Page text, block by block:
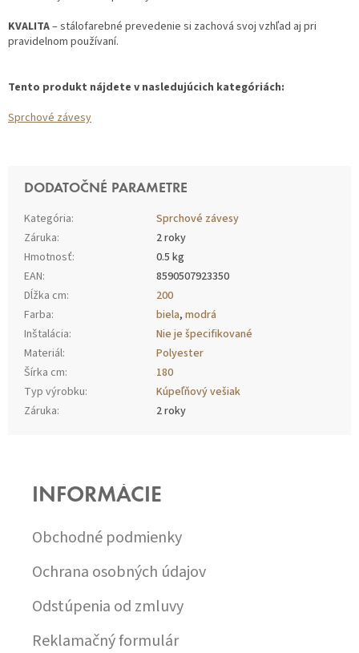
KVALITA– stálofarebné prevedenie si zachová svoj vzhľad aj pri
pravidelnom používaní.
Tento produkt nájdete v nasledujúcich kategóriách:
Sprchové závesy
DODATOČNÉ PARAMETRE
Kategória:
Sprchové závesy
Záruka:
2 roky
Hmotnosť:
0.5 kg
EAN:
8590507923350
Dĺžka cm:
200
Farba: biela, modrá
Inštalácia:
Nie je špecifikované
Materiál:
Polyester
Šírka cm:
180
Typ výrobku:
Kúpeľňový vešiak
Záruka:
2 roky
INFORMÁCIE
Obchodné podmienky
Ochrana osobných údajov
Odstúpenia od zmluvy
Reklamačný formulár